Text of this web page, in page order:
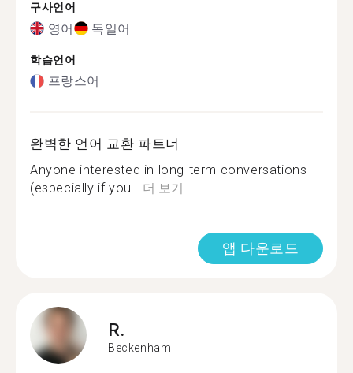
구사언어
영어 독일어
학습언어
프랑스어
완벽한 언어 교환 파트너
Anyone interested in long-term conversations
(especially if you...더 보기
앱 다운로드
R.
Beckenham